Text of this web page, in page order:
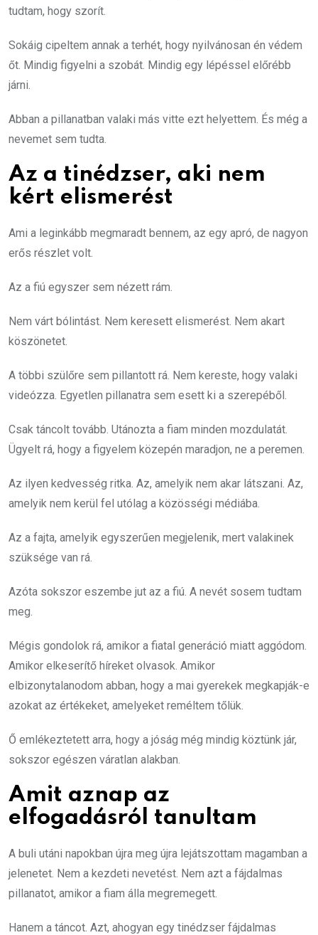
tudtam, hogy szorít.
Sokáig cipeltem annak a terhét, hogy nyilvánosan én védem
őt. Mindig figyelni a szobát. Mindig egy lépéssel előrébb
járni.
Abban a pillanatban valaki más vitte ezt helyettem. És még a
nevemet sem tudta.
Az a tinédzser, aki nem
kért elismerést
Ami a leginkább megmaradt bennem, az egy apró, de nagyon
erős részlet volt.
Az a fiú egyszer sem nézett rám.
Nem várt bólintást. Nem keresett elismerést. Nem akart
köszönetet.
A többi szülőre sem pillantott rá. Nem kereste, hogy valaki
videózza. Egyetlen pillanatra sem esett ki a szerepéből.
Csak táncolt tovább. Utánozta a fiam minden mozdulatát.
Ügyelt rá, hogy a figyelem közepén maradjon, ne a peremen.
Az ilyen kedvesség ritka. Az, amelyik nem akar látszani. Az,
amelyik nem kerül fel utólag a közösségi médiába.
Az a fajta, amelyik egyszerűen megjelenik, mert valakinek
szüksége van rá.
Azóta sokszor eszembe jut az a fiú. A nevét sosem tudtam
meg.
Mégis gondolok rá, amikor a fiatal generáció miatt aggódom.
Amikor elkeserítő híreket olvasok. Amikor
elbizonytalanodom abban, hogy a mai gyerekek megkapják-e
azokat az értékeket, amelyeket reméltem tőlük.
Ő emlékeztetett arra, hogy a jóság még mindig köztünk jár,
sokszor egészen váratlan alakban.
Amit aznap az
elfogadásról tanultam
A buli utáni napokban újra meg újra lejátszottam magamban a
jelenetet. Nem a kezdeti nevetést. Nem azt a fájdalmas
pillanatot, amikor a fiam álla megremegett.
Hanem a táncot. Azt, ahogyan egy tinédzser fájdalmas